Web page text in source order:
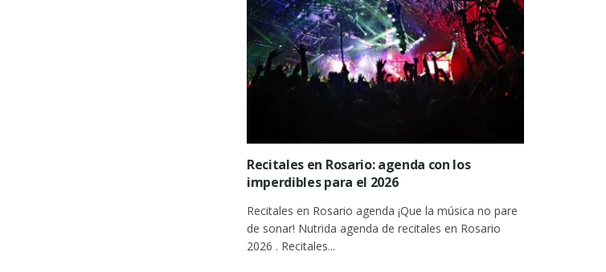
Recitales en Rosario: agenda con los
imperdibles para el 2026
Recitales en Rosario agenda ¡Que la música no pare
de sonar! Nutrida agenda de recitales en Rosario
2026 . Recitales...